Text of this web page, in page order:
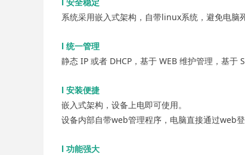
系统采用嵌入式架构，自带linux系统，避免电脑
l 统一管理
静态 IP 或者 DHCP，基于 WEB 维护管理，基于
l 安装便捷
嵌入式架构，设备上电即可使用。
设备内部自带web管理程序，电脑直接通过web
l 功能强大